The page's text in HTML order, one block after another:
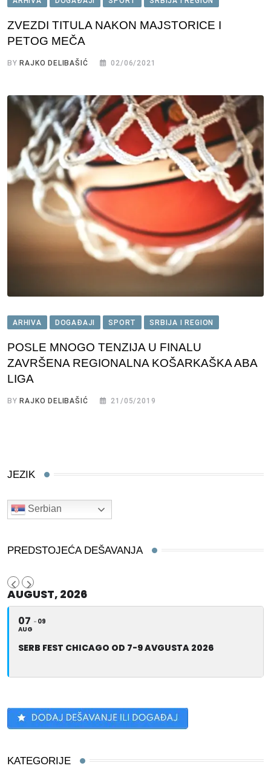
ZVEZDI TITULA NAKON MAJSTORICE I
PETOG MEČA
BY RAJKO DELIBAŠIĆ 02/06/2021
ARHIVA DOGAĐAJI SPORT SRBIJA I REGION
POSLE MNOGO TENZIJA U FINALU
ZAVRŠENA REGIONALNA KOŠARKAŠKA ABA
LIGA
BYRAJKO DELIBAŠIĆ 21/05/2019
JEZIK
Serbian
PREDSTOJEĆA DEŠAVANJA
AUGUST, 2026
07
AUG
09
SERB FEST CHICAGO OD 7-9 AVGUSTA 2026
KATEGORIJE